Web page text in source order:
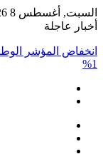
السبت, أغسطس 8 2026
أخبار عاجلة
1%